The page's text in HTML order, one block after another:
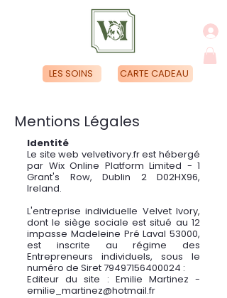
LES SOINS CARTE CADEAU
Mentions Légales
Identité
Le site web velvetivory.fr est hébergé
par Wix Online Platform Limited - 1
Grant's Row, Dublin 2 D02HX96,
Ireland.
L'entreprise individuelle Velvet Ivory,
dont le siège sociale est situé au 12
impasse Madeleine Pré Laval 53000,
est inscrite au régime des
Entrepreneurs individuels, sous le
numéro de Siret79497156400024 :
Editeur du site : Emilie Martinez -
emilie_martinez@hotmail.fr